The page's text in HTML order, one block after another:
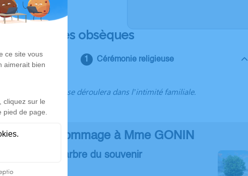
Déroulé des obsèques
Cérémonie religieuse
Ce service se déroulera dans l’intimité familiale.
Rendez hommage à Mme GONIN
Plantez un arbre du souvenir